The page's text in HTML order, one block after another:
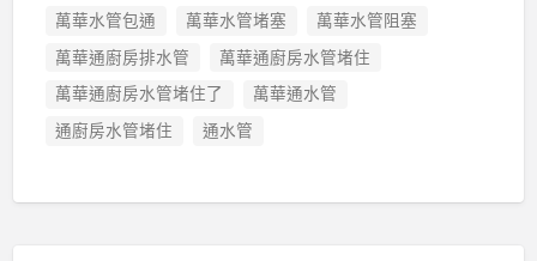
萬華水管包通 萬華水管堵塞 萬華水管阻塞
萬華通廚房排水管 萬華通廚房水管堵住
萬華通廚房水管堵住了 萬華通水管
通廚房水管堵住 通水管